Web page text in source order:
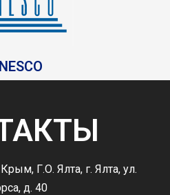
Г.О. Ялта, г. Ялта, ул.
д. 40